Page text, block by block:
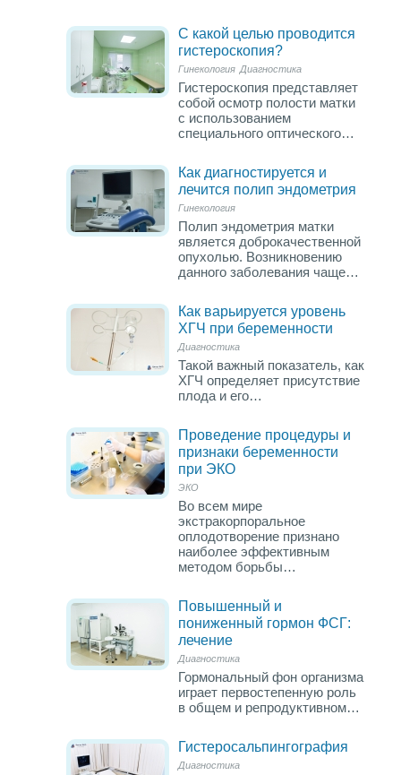
С какой целью проводится
гистероскопия?
Гинекология Диагностика
Гистероскопия представляет
собой осмотр полости матки
с использованием
специального оптического…
Как диагностируется и
лечится полип эндометрия
Гинекология
Полип эндометрия матки
является доброкачественной
опухолью. Возникновению
данного заболевания чаще…
Как варьируется уровень
ХГЧ при беременности
Диагностика
Такой важный показатель, как
ХГЧ определяет присутствие
плода и его…
Проведение процедуры и
признаки беременности
при ЭКО
ЭКО
Во всем мире
экстракорпоральное
оплодотворение признано
наиболее эффективным
методом борьбы…
Повышенный и
пониженный гормон ФСГ:
лечение
Диагностика
Гормональный фон организма
играет первостепенную роль
в общем и репродуктивном…
Гистеросальпингография
Диагностика